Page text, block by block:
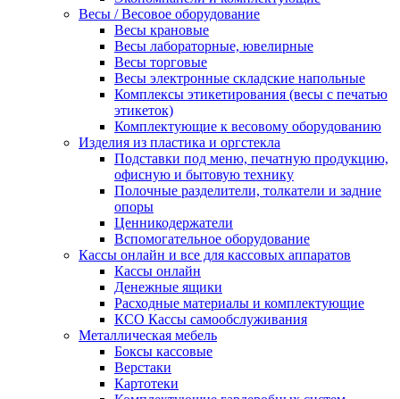
Весы / Весовое оборудование
Весы крановые
Весы лабораторные, ювелирные
Весы торговые
Весы электронные складские напольные
Комплексы этикетирования (весы с печатью
этикеток)
Комплектующие к весовому оборудованию
Изделия из пластика и оргстекла
Подставки под меню, печатную продукцию,
офисную и бытовую технику
Полочные разделители, толкатели и задние
опоры
Ценникодержатели
Вспомогательное оборудование
Кассы онлайн и все для кассовых аппаратов
Кассы онлайн
Денежные ящики
Расходные материалы и комплектующие
КСО Кассы самообслуживания
Металлическая мебель
Боксы кассовые
Верстаки
Картотеки